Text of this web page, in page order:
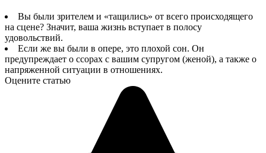
Вы были зрителем и «тащились» от всего происходящего
на сцене? Значит, ваша жизнь вступает в полосу
удовольствий.
Если же вы были в опере, это плохой сон. Он
предупреждает о ссорах с вашим супругом (женой), а также о
напряженной ситуации в отношениях.
Оцените статью